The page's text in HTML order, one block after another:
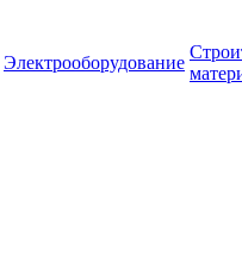
Электрооборудование